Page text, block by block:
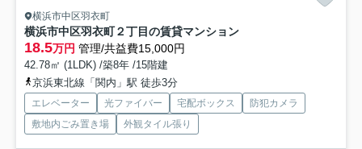
横浜市中区羽衣町
横浜市中区羽衣町２丁目の賃貸マンション
18.5万円 管理/共益費15,000円
42.78㎡ (1LDK) /築8年 /15階建
京浜東北線「関内」駅 徒歩3分
エレベーター 光ファイバー 宅配ボックス
防犯カメラ
敷地内ごみ置き場
外観タイル張り